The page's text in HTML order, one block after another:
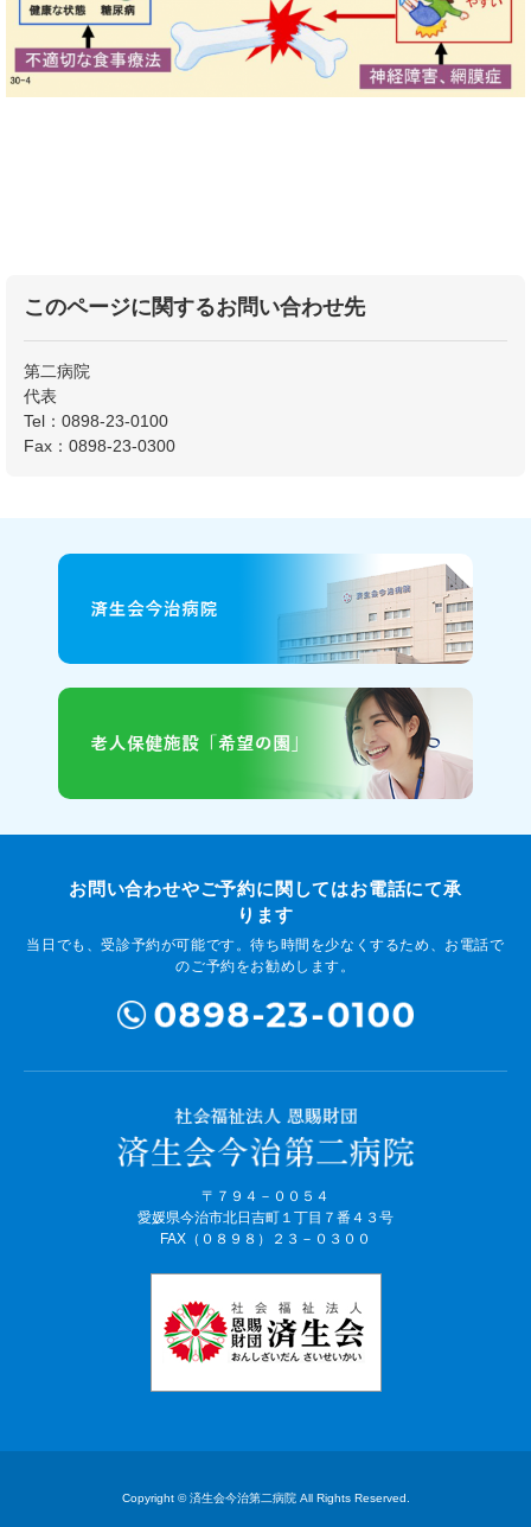
このページに関するお問い合わせ先
第二病院
代表
Tel：0898-23-0100
Fax：0898-23-0300
お問い合わせやご予約に関してはお電話にて承
ります
当日でも、受診予約が可能です。待ち時間を少なくするため、お電話で
のご予約をお勧めします。
〒７９４－００５４
愛媛県今治市北日吉町１丁目７番４３号
FAX（０８９８）２３－０３００
Copyright © 済生会今治第二病院 All Rights Reserved.